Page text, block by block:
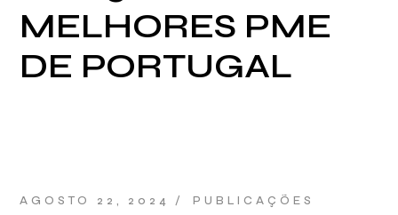
MELHORES PME
DE PORTUGAL
AGOSTO 22, 2024 PUBLICAÇÕES